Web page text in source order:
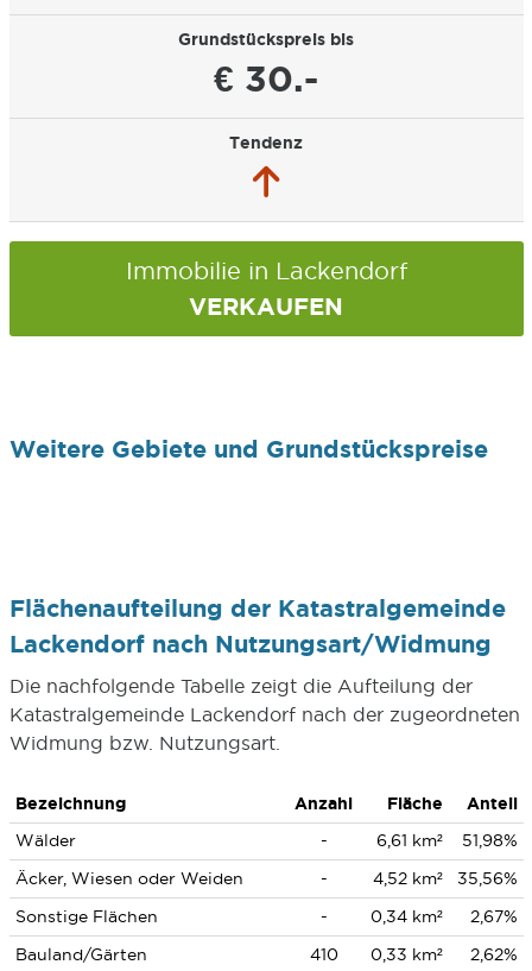
Grundstückspreis bis
€ 30.-
Tendenz
Immobilie in Lackendorf
VERKAUFEN
Weitere Gebiete und Grundstückspreise
Flächenaufteilung der Katastralgemeinde
Lackendorf nach Nutzungsart/Widmung
Die nachfolgende Tabelle zeigt die Aufteilung der
Katastralgemeinde Lackendorf nach der zugeordneten
Widmung bzw. Nutzungsart.
Bezeichnung Anzahl Fläche
Anteil
Wälder
- 6,61 km²
51,98%
Äcker, Wiesen oder Weiden
- 4,52 km²
35,56%
Sonstige Flächen
- 0,34 km²
2,67%
Bauland/Gärten
410 0,33 km² 2,62%